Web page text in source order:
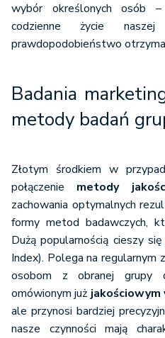
wybór określonych osób
codzienne życie
prawdopodobieństwo
Badania
metody badań
Złotym środkiem w
połączenie metody
zachowania optymalnych
formy metod badawczych,
Dużą popularnością cieszy
Index). Polega na regularnym
osobom z obranej grupy
omówionym już
ale przynosi bardziej
nasze czynności mają